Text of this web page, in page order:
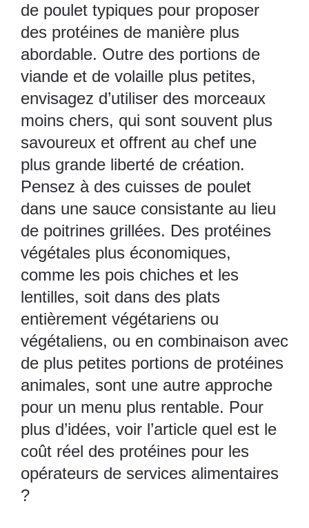
de poulet typiques pour proposer
des protéines de manière plus
abordable. Outre des portions de
viande et de volaille plus petites,
envisagez d’utiliser des morceaux
moins chers, qui sont souvent plus
savoureux et offrent au chef une
plus grande liberté de création.
Pensez à des cuisses de poulet
dans une sauce consistante au lieu
de poitrines grillées. Des protéines
végétales plus économiques,
comme les pois chiches et les
lentilles, soit dans des plats
entièrement végétariens ou
végétaliens, ou en combinaison avec
de plus petites portions de protéines
animales, sont une autre approche
pour un menu plus rentable. Pour
plus d’idées, voir l’article quel est le
coût réel des protéines pour les
opérateurs de services alimentaires
?